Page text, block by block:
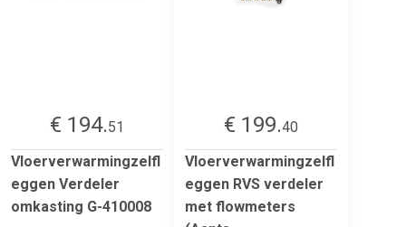
€ 194.51
Vloerverwarmingzelfl
eggen Verdeler
omkasting G-410008
€ 199.40
Vloerverwarmingzelfl
eggen RVS verdeler
met flowmeters